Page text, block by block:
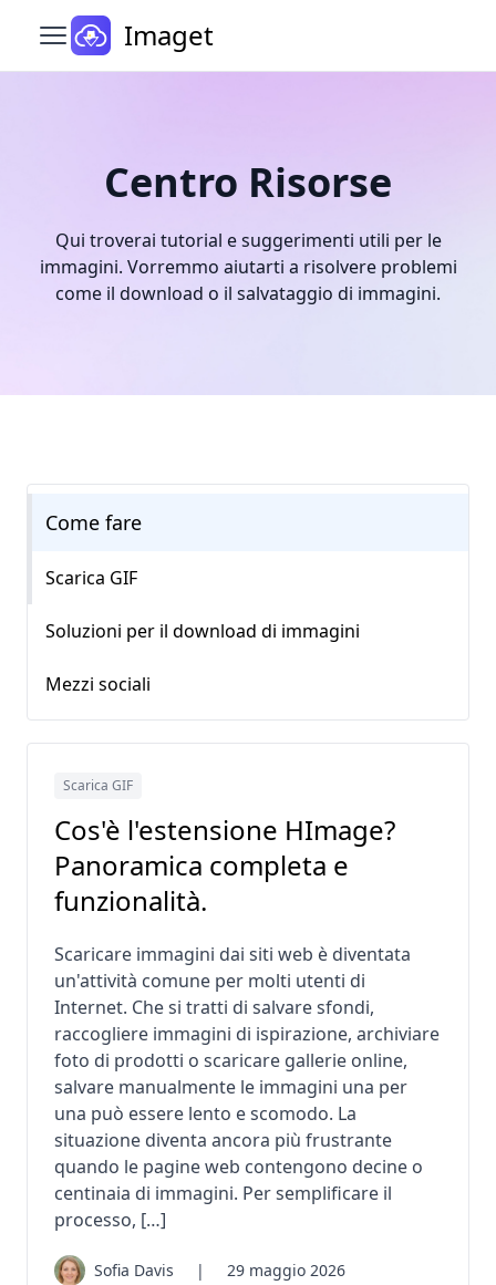
Apri il menu principale
Imaget
Centro Risorse
Qui troverai tutorial e suggerimenti utili per le
immagini. Vorremmo aiutarti a risolvere problemi
come il download o il salvataggio di immagini.
Come fare
Scarica GIF
Soluzioni per il download di immagini
Mezzi sociali
Scarica GIF
Cos'è l'estensione HImage?
Panoramica completa e
funzionalità.
Scaricare immagini dai siti web è diventata
un'attività comune per molti utenti di
Internet. Che si tratti di salvare sfondi,
raccogliere immagini di ispirazione, archiviare
foto di prodotti o scaricare gallerie online,
salvare manualmente le immagini una per
una può essere lento e scomodo. La
situazione diventa ancora più frustrante
quando le pagine web contengono decine o
centinaia di immagini. Per semplificare il
processo, […]
Sofia Davis | 29 maggio 2026